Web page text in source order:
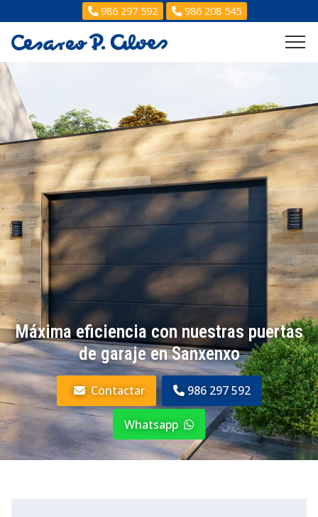
986 297 592 986 208 545
Máxima eficiencia con nuestras puertas
de garaje en Sanxenxo
Contactar 986 297 592
Whatsapp